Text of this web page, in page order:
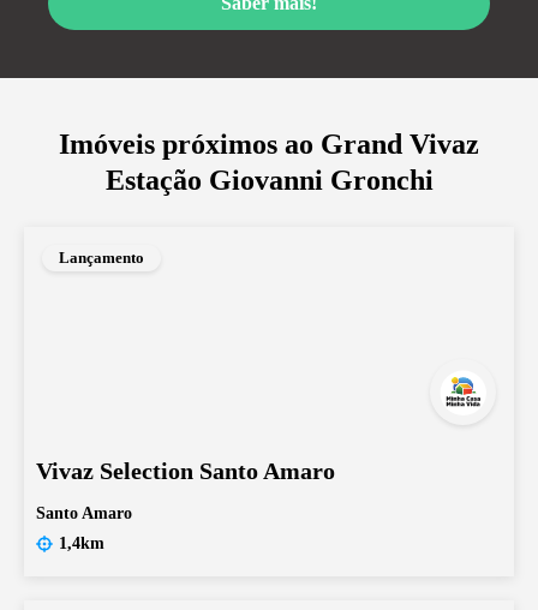
Imóveis próximos ao Grand Vivaz
Estação Giovanni Gronchi
Lançamento
Vivaz Selection Santo Amaro
Santo Amaro
1,4km